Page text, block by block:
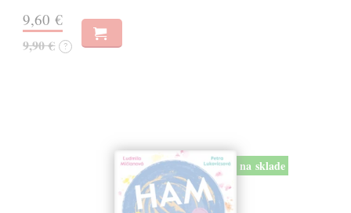
9,60 €
9,90 € ?
na sklade